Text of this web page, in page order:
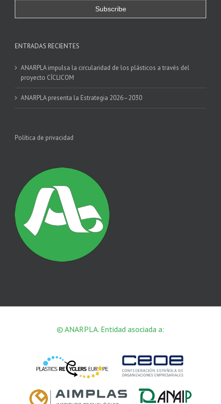
ENTRADAS RECIENTES
ANARPLA impulsa la circularidad de los plásticos a través del
proyecto CÍCLICOM
ANARPLA presenta la Estrategia 2026–2030
Política de privacidad
© ANARPLA. Entidad asociada a: